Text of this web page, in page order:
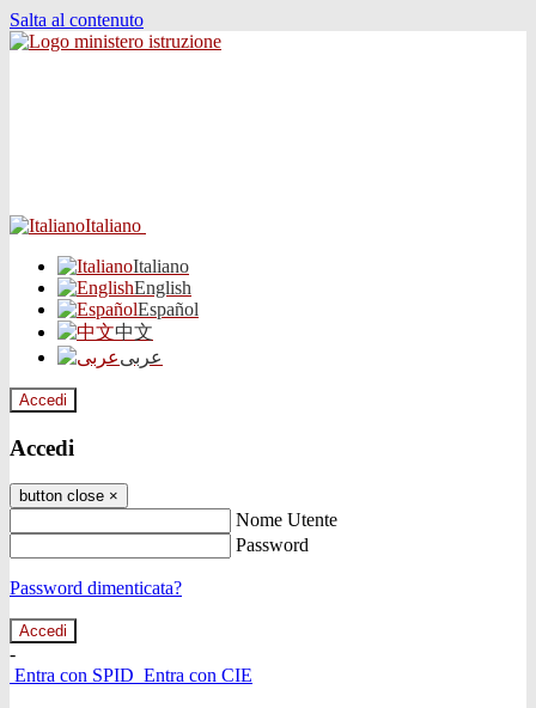
Salta al contenuto
Italiano
Italiano
English
Español
中文
عربى
Accedi
Accedi
button close ×
Nome Utente
Password
Password dimenticata?
-
Entra con SPID Entra con CIE